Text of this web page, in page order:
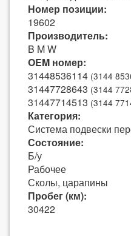
Номер позиции:
19602
Производитель:
B M W
OEM номер:
31448536114 (3144
31447728643 (3144
31447714513 (3144
Категория:
Система подвески
Состояние:
Б/у
Рабочее
Сколы, царапины
Пробег (км):
30422